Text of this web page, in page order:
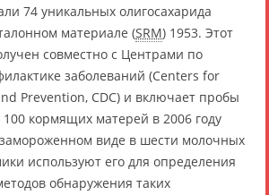
74 уникальных олигосахарида
материале (SRM) 1953. Этот
совместно с Центрами по
заболеваний (Centers for
Prevention, CDC) и включает пробы
100 кормящих матерей в 2006 году
виде в шести молочных
используют его для определения
обнаружения таких